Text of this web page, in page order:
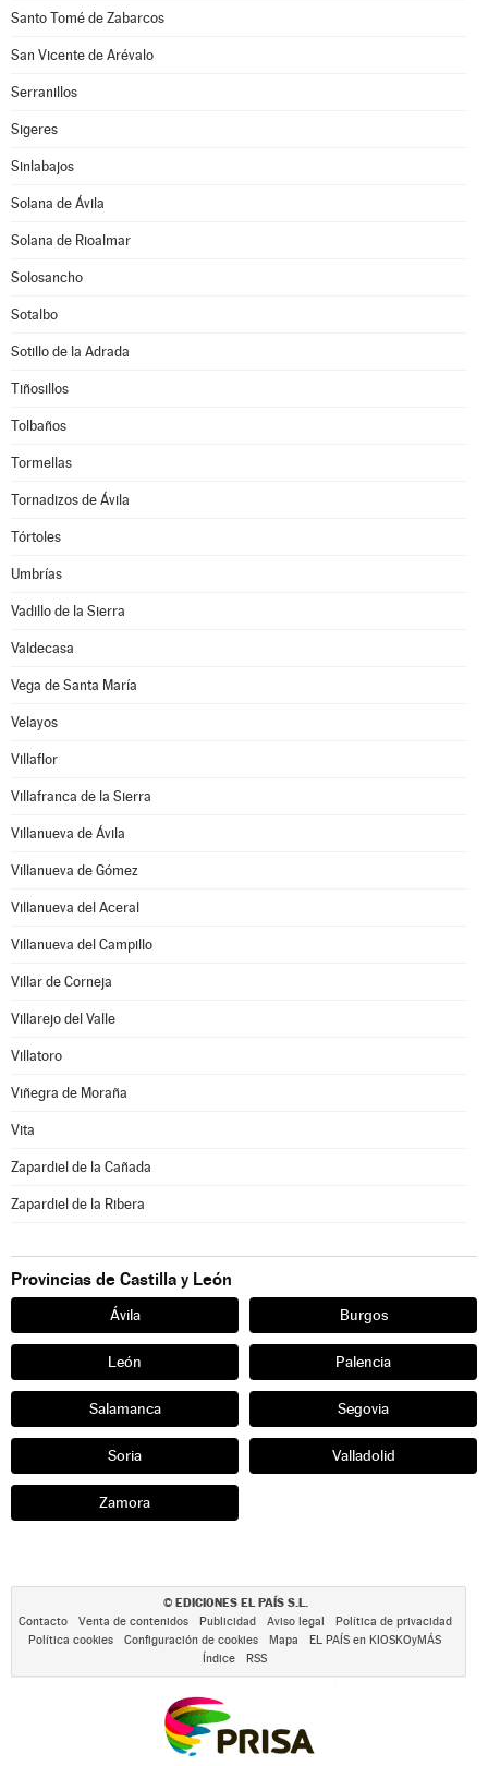
Santo Tomé de Zabarcos
San Vicente de Arévalo
Serranillos
Sigeres
Sinlabajos
Solana de Ávila
Solana de Rioalmar
Solosancho
Sotalbo
Sotillo de la Adrada
Tiñosillos
Tolbaños
Tormellas
Tornadizos de Ávila
Tórtoles
Umbrías
Vadillo de la Sierra
Valdecasa
Vega de Santa María
Velayos
Villaflor
Villafranca de la Sierra
Villanueva de Ávila
Villanueva de Gómez
Villanueva del Aceral
Villanueva del Campillo
Villar de Corneja
Villarejo del Valle
Villatoro
Viñegra de Moraña
Vita
Zapardiel de la Cañada
Zapardiel de la Ribera
Provincias de Castilla y León
Ávila Burgos
León Palencia
Salamanca Segovia
Soria Valladolid
Zamora
© EDICIONES EL PAÍS S.L.
Contacto Venta de contenidos Publicidad Aviso legal
Política de privacidad
Política cookies
Configuración de cookies Mapa
EL PAÍS en KIOSKOyMÁS
Índice
RSS